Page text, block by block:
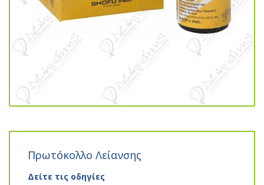
Πρωτόκολλο Λείανσης
Δείτε τις οδηγίες